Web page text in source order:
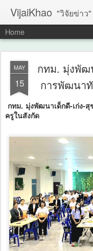
VijaiKhao "วิจัยข่าว
Home
MAY
15
กทม. มุ่งพัฒ
การพัฒนา
กทม. มุ่งพัฒนาเด็กดี-เก่ง-
ครูในสังกัด